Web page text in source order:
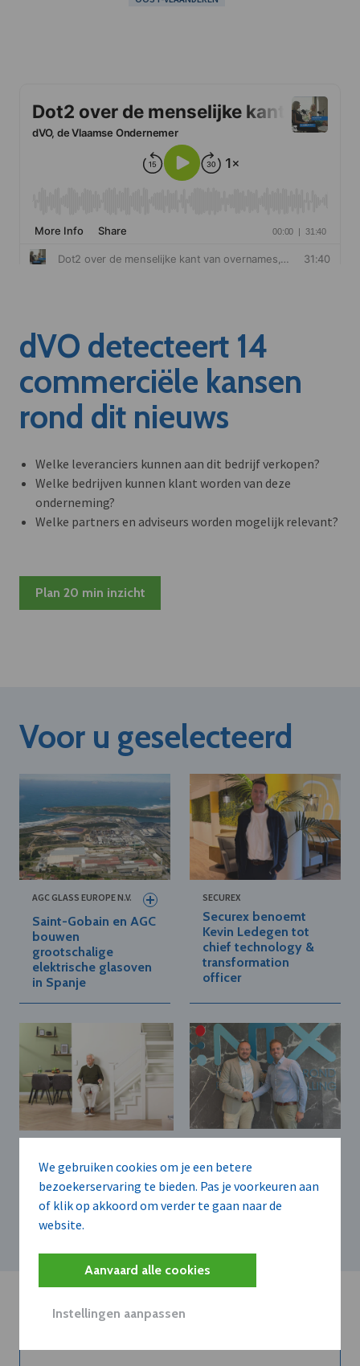
We gebruiken cookies om je een betere
bezoekerservaring te bieden. Pas je voorkeuren aan
of klik op akkoord om verder te gaan naar de
website.
Aanvaard alle cookies
Instellingen aanpassen
dVO detecteert 14
commerciële kansen
rond dit nieuws
Welke leveranciers kunnen aan dit bedrijf verkopen?
Welke bedrijven kunnen klant worden van deze
onderneming?
Welke partners en adviseurs worden mogelijk relevant?
Plan 20 min inzicht
Voor u geselecteerd
AGC GLASS EUROPE N.V.
Saint-Gobain en AGC
bouwen
grootschalige
elektrische glasoven
in Spanje
SECUREX
Securex benoemt
Kevin Ledegen tot
chief technology &
transformation
officer
Levensloopbestendig
bouwen: een
groeimarkt voor de
Vlaamse bouwsector
NTX benoemt Tom
Hufkens tot sales &
marketing manager